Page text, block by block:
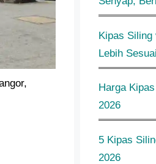
Kipas
Lebih
Harga
2026
5 Kipas
2026